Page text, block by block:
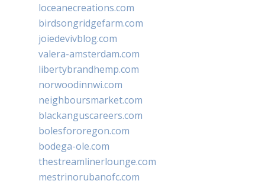
loceanecreations.com
birdsongridgefarm.com
joiedevivblog.com
valera-amsterdam.com
libertybrandhemp.com
norwoodinnwi.com
neighboursmarket.com
blackanguscareers.com
bolesfororegon.com
bodega-ole.com
thestreamlinerlounge.com
mestrinorubanofc.com